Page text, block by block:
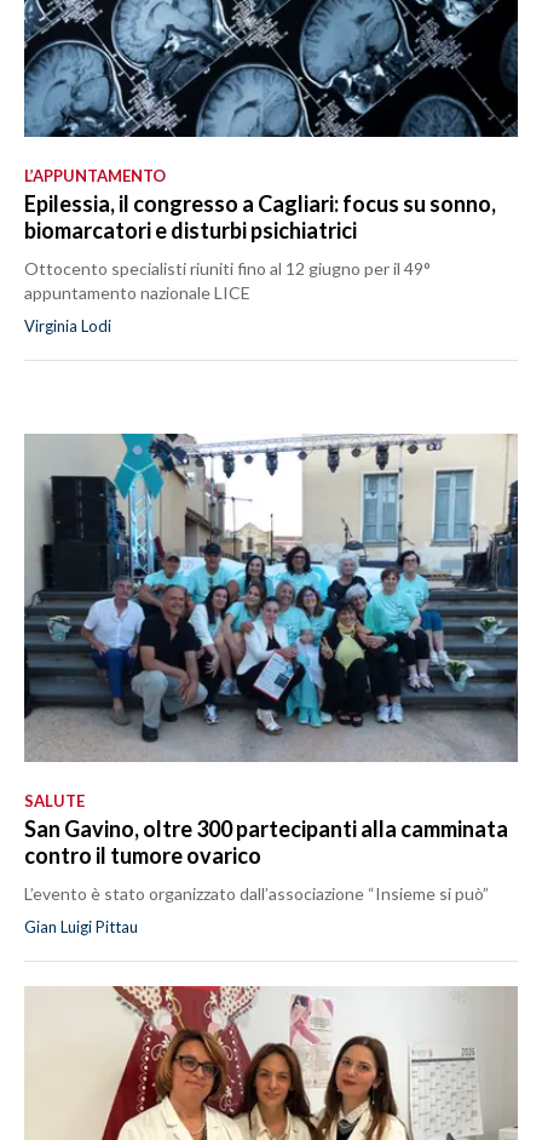
L’APPUNTAMENTO
Epilessia, il congresso a Cagliari: focus su sonno,
biomarcatori e disturbi psichiatrici
Ottocento specialisti riuniti fino al 12 giugno per il 49°
appuntamento nazionale LICE
Virginia Lodi
SALUTE
San Gavino, oltre 300 partecipanti alla camminata
contro il tumore ovarico
L’evento è stato organizzato dall’associazione “Insieme si può”
Gian Luigi Pittau